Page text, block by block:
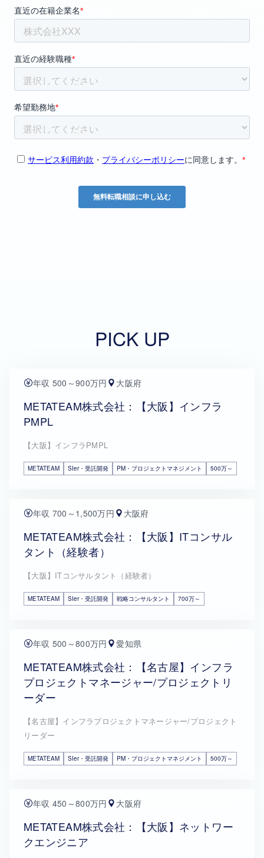
PICK UP
年収 500～900万円 大阪府
METATEAM株式会社：【大阪】インフラ
PMPL
【大阪】インフラPMPL
METATEAM SIer・受託開発 PM・プロジェクトマネジメント 500万～
年収 700～1,500万円 大阪府
METATEAM株式会社：【大阪】ITコンサル
タント（経験者）
【大阪】ITコンサルタント（経験者）
METATEAM SIer・受託開発 戦略コンサルタント 700万～
年収 500～800万円 愛知県
METATEAM株式会社：【名古屋】インフラ
プロジェクトマネージャー/プロジェクトリ
ーダー
【名古屋】インフラプロジェクトマネージャー/プロジェクト
リーダー
METATEAM SIer・受託開発 PM・プロジェクトマネジメント 500万～
年収 450～800万円 大阪府
METATEAM株式会社：【大阪】ネットワー
クエンジニア